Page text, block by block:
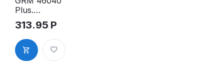
Plus.
Оснастка
для печати в
боксе,
д.40мм,
жёлтый
313.95 Р